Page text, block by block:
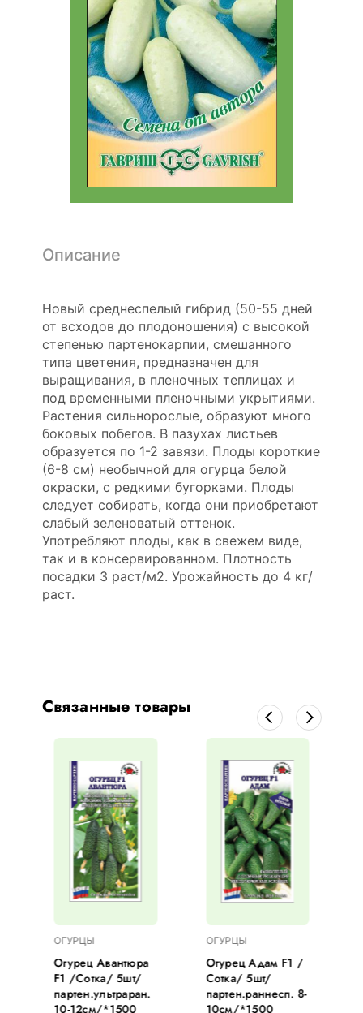
Описание
Новый среднеспелый гибрид (50-55 дней
от всходов до плодоношения) с высокой
степенью партенокарпии, смешанного
типа цветения, предназначен для
выращивания, в пленочных теплицах и
под временными пленочными укрытиями.
Растения сильнорослые, образуют много
боковых побегов. В пазухах листьев
образуется по 1-2 завязи. Плоды короткие
(6-8 см) необычной для огурца белой
окраски, с редкими бугорками. Плоды
следует собирать, когда они приобретают
слабый зеленоватый оттенок.
Употребляют плоды, как в свежем виде,
так и в консервированном. Плотность
посадки 3 раст/м2. Урожайность до 4 кг/
раст.
Связанные товары
ОГУРЦЫ
Огурец Авантюра
F1 /Сотка/ 5шт/
партен.ультраран.
10-12см/*1500
ОГУРЦЫ
Огурец Адам F1 /
Сотка/ 5шт/
партен.раннесп. 8-
10см/*1500